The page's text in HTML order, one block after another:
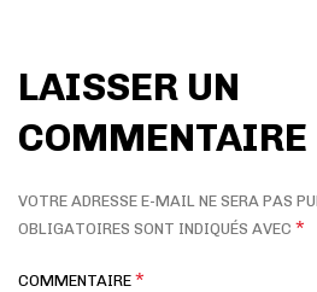
LAISSER UN
COMMENTAIRE
VOTRE ADRESSE E-MAIL NE SERA PAS
OBLIGATOIRES SONT INDIQUÉS AVEC *
COMMENTAIRE *